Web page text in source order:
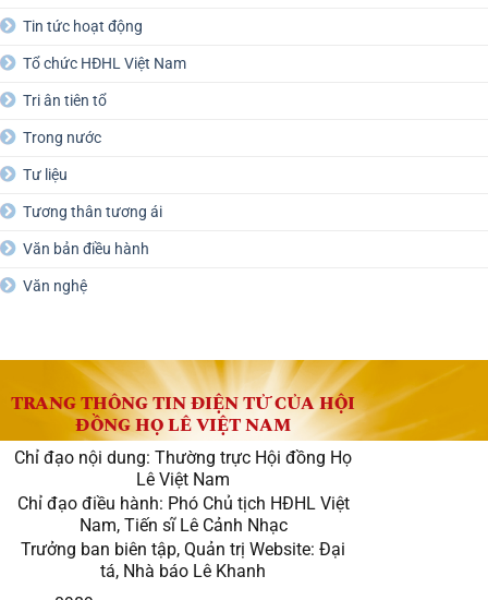
Tin tức hoạt động
Tổ chức HĐHL Việt Nam
Tri ân tiên tổ
Trong nước
Tư liệu
Tương thân tương ái
Văn bản điều hành
Văn nghệ
TRANG THÔNG TIN ĐIỆN TỬ CỦA HỘI
ĐỒNG HỌ LÊ VIỆT NAM
Chỉ đạo nội dung: Thường trực Hội đồng Họ
Lê Việt Nam
Chỉ đạo điều hành: Phó Chủ tịch HĐHL Việt
Nam, Tiến sĩ Lê Cảnh Nhạc
Trưởng ban biên tập, Quản trị Website: Đại
tá, Nhà báo Lê Khanh